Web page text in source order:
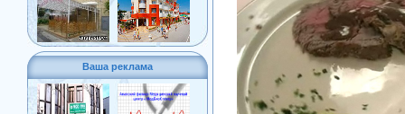
Ваша реклама